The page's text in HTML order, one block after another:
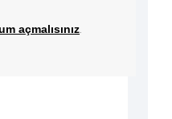
açmalısınız.